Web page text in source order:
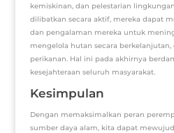
kemiskinan, dan pelestarian
dilibatkan secara aktif, mereka dapat
dan pengalaman mereka untuk
mengelola hutan secara
perikanan. Hal ini pada akhirnya
kesejahteraan seluruh masyarakat.
Kesimpulan
Dengan memaksimalkan peran
sumber daya alam, kita dapat